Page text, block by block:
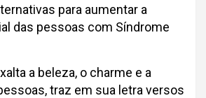
para aumentar a
das pessoas com Síndrome
a beleza, o charme e a
traz em sua letra versos